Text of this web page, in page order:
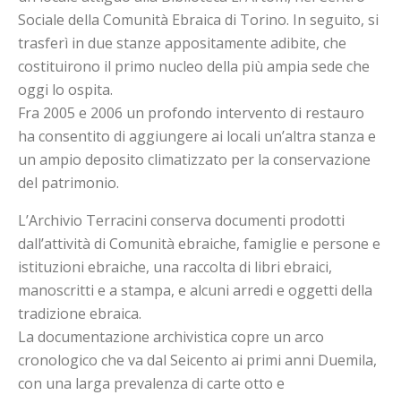
Sociale della Comunità Ebraica di Torino. In seguito, si
trasferì in due stanze appositamente adibite, che
costituirono il primo nucleo della più ampia sede che
oggi lo ospita.
Fra 2005 e 2006 un profondo intervento di restauro
ha consentito di aggiungere ai locali un’altra stanza e
un ampio deposito climatizzato per la conservazione
del patrimonio.
L’Archivio Terracini conserva documenti prodotti
dall’attività di Comunità ebraiche, famiglie e persone e
istituzioni ebraiche, una raccolta di libri ebraici,
manoscritti e a stampa, e alcuni arredi e oggetti della
tradizione ebraica.
La documentazione archivistica copre un arco
cronologico che va dal Seicento ai primi anni Duemila,
con una larga prevalenza di carte otto e